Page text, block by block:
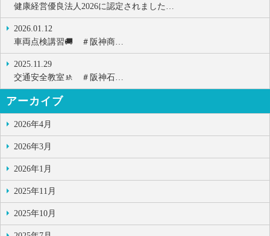
健康経営優良法人2026に認定されました…
2026.01.12
車両点検講習🚚 ＃阪神商…
2025.11.29
交通安全教室🚸 ＃阪神石…
アーカイブ
2026年4月
2026年3月
2026年1月
2025年11月
2025年10月